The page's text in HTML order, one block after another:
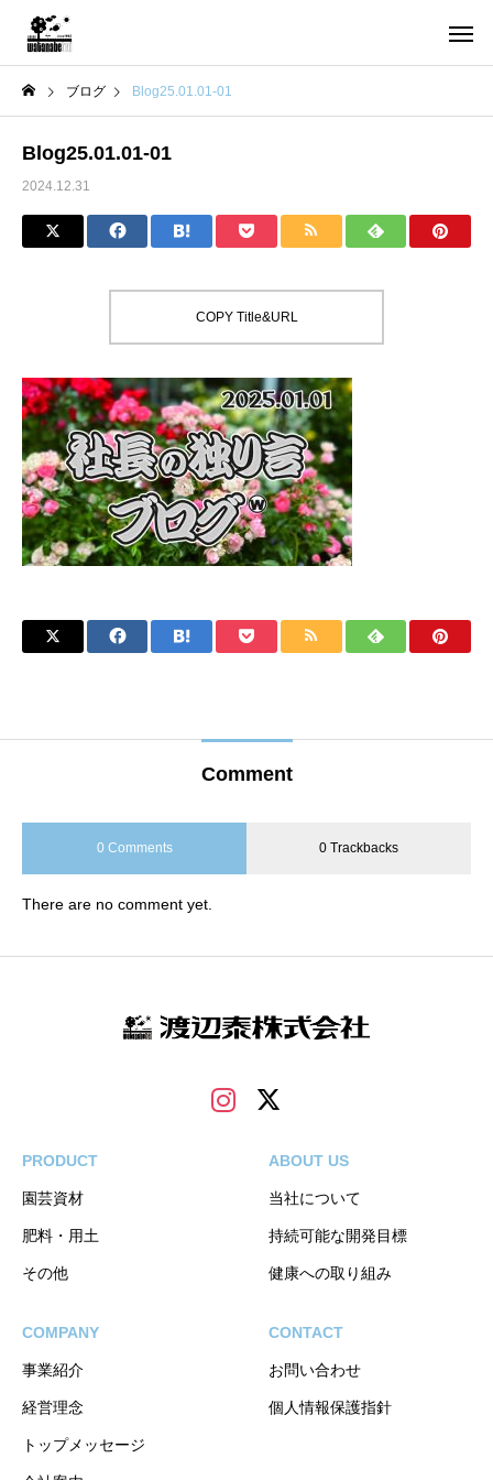
ブログ Blog25.01.01-01
Blog25.01.01-01
2024.12.31
COPY Title&URL
Comment
0 Comments 0 Trackbacks
There are no comment yet.
PRODUCT
園芸資材
肥料・用土
その他
ABOUT US
当社について
持続可能な開発目標
健康への取り組み
COMPANY
事業紹介
経営理念
トップメッセージ
CONTACT
お問い合わせ
個人情報保護指針